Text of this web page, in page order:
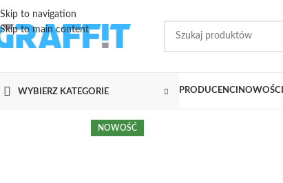
Skip to navigation
Skip to main content
WYBIERZ KATEGORIE PRODUCENCI NOWOŚCI
NOWOŚĆ